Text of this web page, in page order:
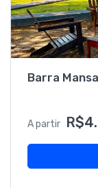
Barra
A partir